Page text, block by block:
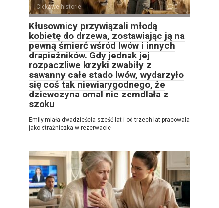
Ciekawe historie 0
Kłusownicy przywiązali młodą
kobietę do drzewa, zostawiając ją na
pewną śmierć wśród lwów i innych
drapieżników. Gdy jednak jej
rozpaczliwe krzyki zwabiły z
sawanny całe stado lwów, wydarzyło
się coś tak niewiarygodnego, że
dziewczyna omal nie zemdlała z
szoku
Emily miała dwadzieścia sześć lat i od trzech lat pracowała
jako strażniczka w rezerwacie